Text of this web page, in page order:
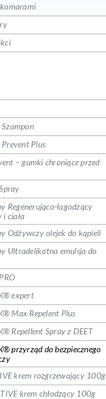
twarzy i ciała
olejek
i kąpieli
alergenów
expert
Max Repelent
Repellent Spray z
do
kleszczy
krem
krem chłodzący
Plus
– gumki chroniące przed
Regenerująco-łagodzący
ciała
Odżywczy olejek do kąpieli
Ultradelikatna emulsja do
expert
Max Repelent Plus
Repellent Spray z DEET
przyrząd do bezpiecznego
krem rozgrzewający 100g
krem chłodzący 100g